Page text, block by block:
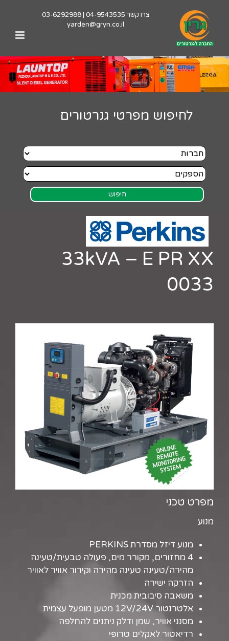
צרו קשר 04-9543535
|
03-6292988
yarden@gryn.co.il
לחיפוש מפרטי גנרטורים
33kVA – E PR XX
0033
מפרט טכני
מנוע
מנוע דיזל מסדרת PERKINS
4 מחזורים, מקורר מים, פעולה טבעית/טעינה
מהירה/טעינה טעינה מהירה וקירור אוויר לאוויר
הזרקה ישירה
משאבה סיבובית מכנית
אלטרנטור 12V/24V מטען מופעל עצמית
מסנני אוויר, שמן ודלק ניתנים להחלפה
רדיאטור לאקלים טרופי